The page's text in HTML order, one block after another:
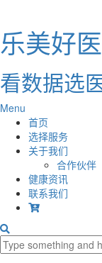
乐美好
看数据选
Menu
首页
选择服务
关于我们
合作伙伴
健康资讯
联系我们